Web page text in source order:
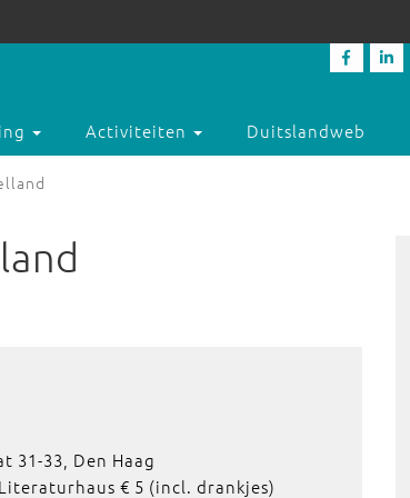
Activiteiten Duitslandweb
31-33, Den Haag
€ 5 (incl. drankjes)